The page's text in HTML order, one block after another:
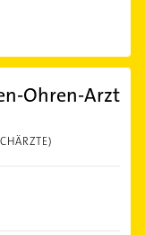
Ohren-Arzt